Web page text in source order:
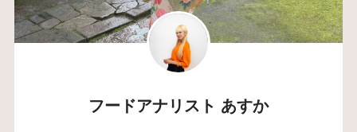
フードアナリスト あすか